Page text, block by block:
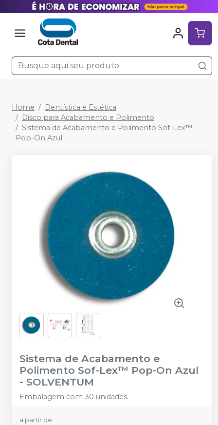
Home
Dentística e Estética
Disco para Acabamento e Polimento
Sistema de Acabamento e Polimento Sof-Lex™
Pop-On Azul
Sistema de Acabamento e
Polimento Sof-Lex™ Pop-On Azul
- SOLVENTUM
Embalagem com 30 unidades.
a partir de: